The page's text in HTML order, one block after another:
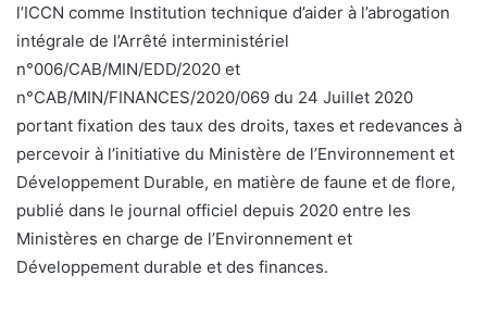
l’ICCN comme Institution technique d’aider à l’abrogation
intégrale de l’Arrêté interministériel
n°006/CAB/MIN/EDD/2020 et
n°CAB/MIN/FINANCES/2020/069 du 24 Juillet 2020
portant fixation des taux des droits, taxes et redevances à
percevoir à l’initiative du Ministère de l’Environnement et
Développement Durable, en matière de faune et de flore,
publié dans le journal officiel depuis 2020 entre les
Ministères en charge de l’Environnement et
Développement durable et des finances.